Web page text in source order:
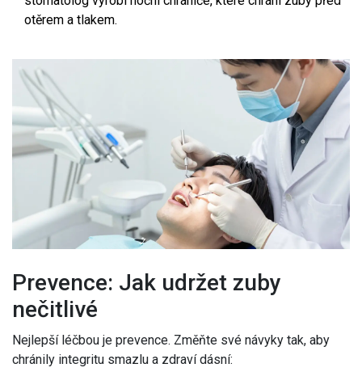
otěrem a tlakem.
Prevence: Jak udržet zuby
nečitlivé
Nejlepší léčbou je prevence. Změňte své návyky tak, aby
chránily integritu smazlu a zdraví dásní: